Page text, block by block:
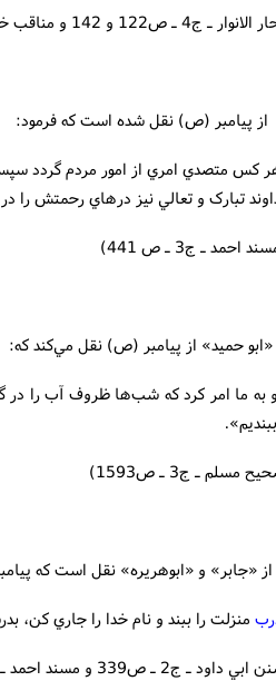
ـ ج4 ـ ص122 و 142 و مناقب خوارزمي ص243)
کس متصدي امري از امور مردم گردد
تبارک و تعالي نيز درهاي رحمتش
احمد ـ ج3 ـ ص 441)
به ما امر كرد كه شب‌ها ظروف آب را در
مسلم ـ ج3 ـ ص1593)
منزلت را ببند و نام خدا را جاري کن،
ـ ج2 ـ ص339 و مسند احمد ـ ج3 ـ ص386 و سنن ابي ماجه ـ ج2 ـ ص1129 )